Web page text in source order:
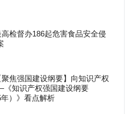
高检督办186起危害食品安全侵
聚焦强国建设纲要】向知识产权
知识产权强国建设纲要
年）》看点解析